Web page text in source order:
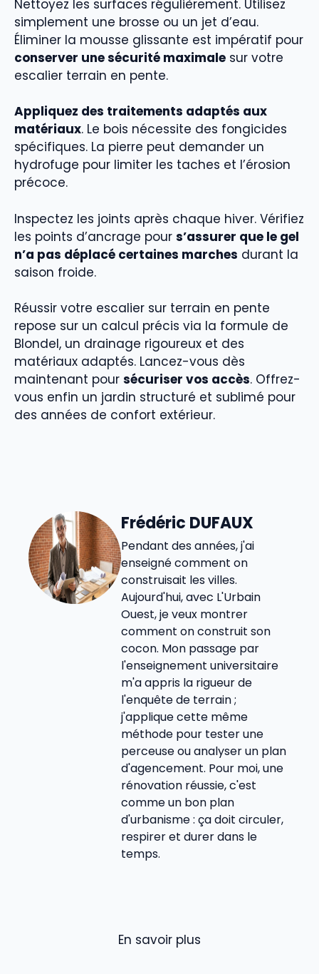
Nettoyez les surfaces régulièrement. Utilisez
simplement une brosse ou un jet d’eau.
Éliminer la mousse glissante est impératif pour
conserver une sécurité maximale sur votre
escalier terrain en pente.
Appliquez des traitements adaptés aux
matériaux. Le bois nécessite des fongicides
spécifiques. La pierre peut demander un
hydrofuge pour limiter les taches et l’érosion
précoce.
Inspectez les joints après chaque hiver. Vérifiez
les points d’ancrage pour s’assurer que le gel
n’a pas déplacé certaines marches durant la
saison froide.
Réussir votre escalier sur terrain en pente
repose sur un calcul précis via la formule de
Blondel, un drainage rigoureux et des
matériaux adaptés. Lancez-vous dès
maintenant pour sécuriser vos accès. Offrez-
vous enfin un jardin structuré et sublimé pour
des années de confort extérieur.
Frédéric DUFAUX
Pendant des années, j'ai
enseigné comment on
construisait les villes.
Aujourd'hui, avec L'Urbain
Ouest, je veux montrer
comment on construit son
cocon. Mon passage par
l'enseignement universitaire
m'a appris la rigueur de
l'enquête de terrain ;
j'applique cette même
méthode pour tester une
perceuse ou analyser un plan
d'agencement. Pour moi, une
rénovation réussie, c'est
comme un bon plan
d'urbanisme : ça doit circuler,
respirer et durer dans le
temps.
En savoir plus